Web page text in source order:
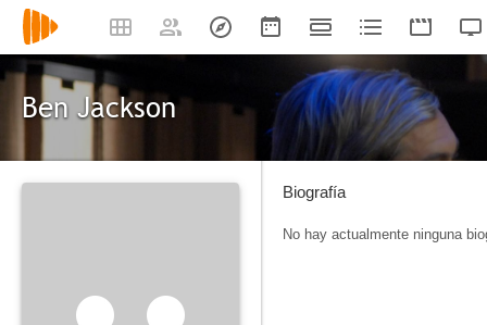
Ben Jackson
Biografía
No hay actualmente ninguna